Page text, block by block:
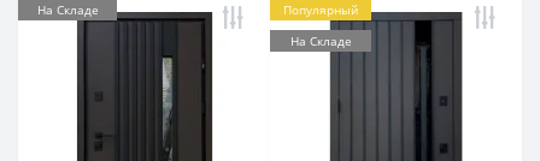
На Складе
Популярный
На Складе